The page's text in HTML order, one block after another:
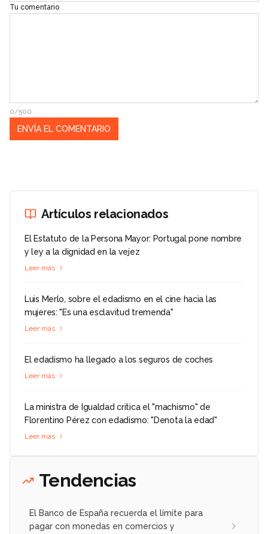
Tu comentario
0/500
Artículos relacionados
El Estatuto de la Persona Mayor: Portugal pone nombre
y ley a la dignidad en la vejez
Leer más
Luis Merlo, sobre el edadismo en el cine hacia las
mujeres: "Es una esclavitud tremenda"
Leer más
El edadismo ha llegado a los seguros de coches
Leer más
La ministra de Igualdad critica el "machismo" de
Florentino Pérez con edadismo: "Denota la edad"
Leer más
Tendencias
El Banco de España recuerda el límite para
pagar con monedas en comercios y